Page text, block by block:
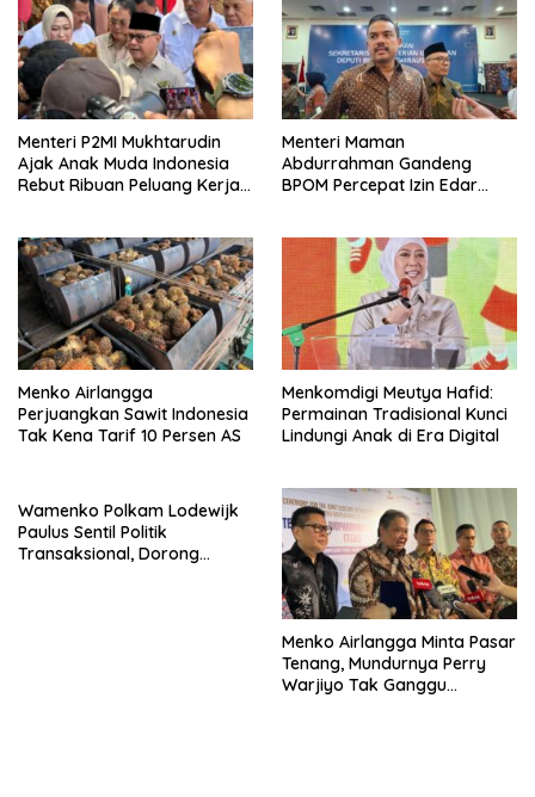
Menteri P2MI Mukhtarudin
Ajak Anak Muda Indonesia
Rebut Ribuan Peluang Kerja
Menteri Maman
Abdurrahman Gandeng
BPOM Percepat Izin Edar
Menko Airlangga
Perjuangkan Sawit Indonesia
Tak Kena Tarif 10 Persen AS
Menkomdigi Meutya Hafid:
Permainan Tradisional Kunci
Lindungi Anak di Era Digital
Wamenko Polkam Lodewijk
Paulus Sentil Politik
Transaksional, Dorong
Menko Airlangga Minta Pasar
Tenang, Mundurnya Perry
Warjiyo Tak Ganggu